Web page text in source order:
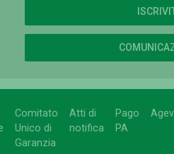
Comitato
Unico di
Garanzia
Atti di
notifica
Pago
PA